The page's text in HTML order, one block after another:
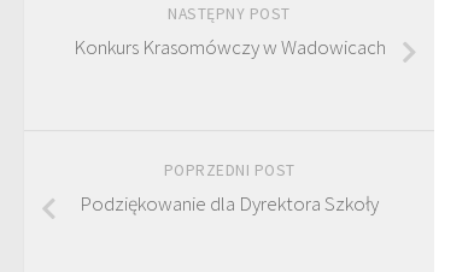
NASTĘPNY POST
Konkurs Krasomówczy w Wadowicach
POPRZEDNI POST
Podziękowanie dla Dyrektora Szkoły